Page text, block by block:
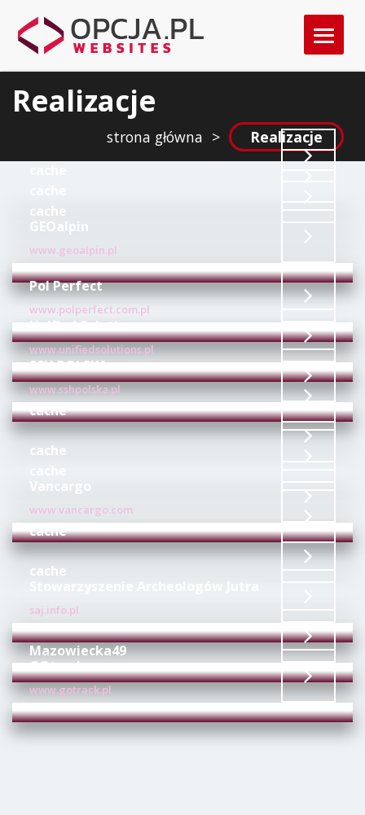
Realizacje
strona główna > Realizacje
cache
GEOalpin
www.geoalpin.pl
Pol Perfect
www.polperfect.com.pl
Unified Solution
www.unifiedsolutions.pl
SSH POLSKA
www.sshpolska.pl
cache
cache
Vancargo
www.vancargo.com
cache
cache
saj.info.pl
Mazowiecka49
GOtrack
www.gotrack.pl